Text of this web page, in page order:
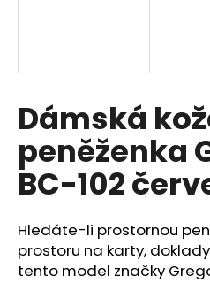
Dámská
peněženka
BC-102
Hledáte-li prostornou
prostoru na karty,
tento model značky
D
o
p
o
r
č
u
j